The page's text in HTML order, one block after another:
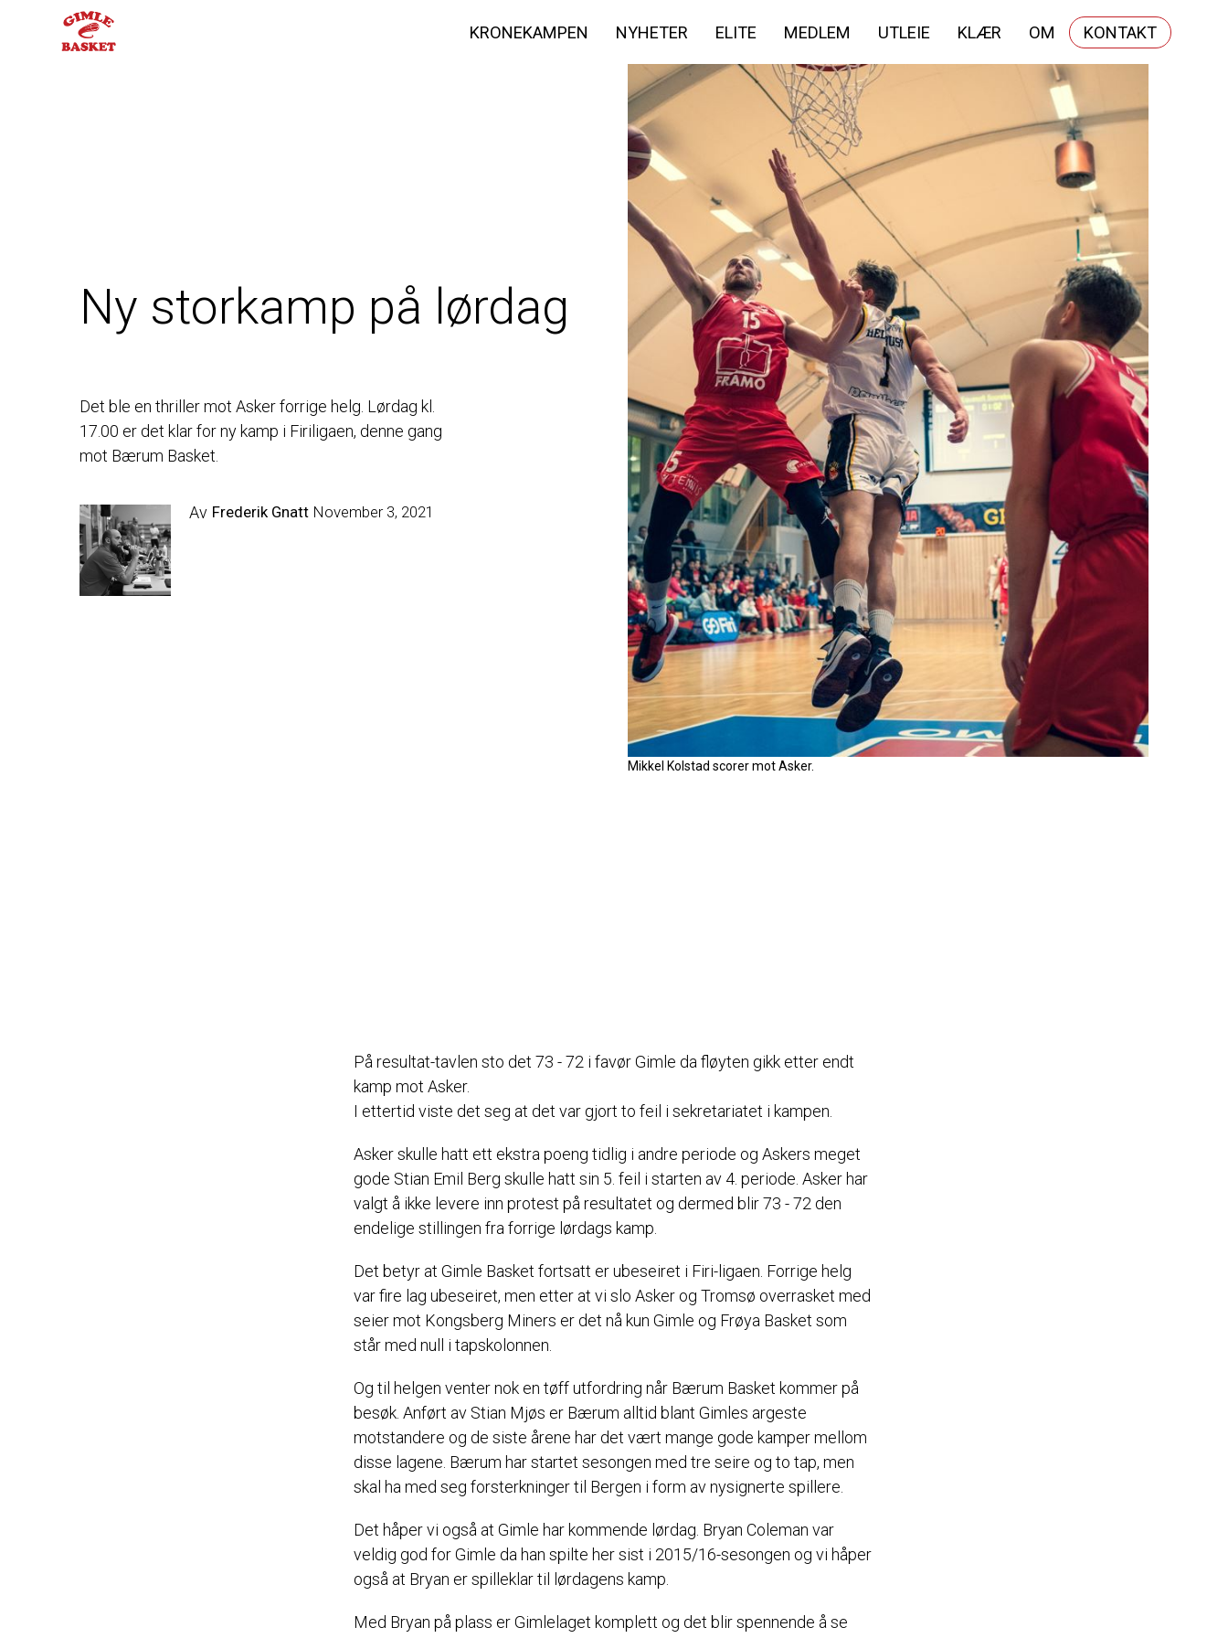
KRONEKAMPEN NYHETER ELITE MEDLEM UTLEIE KLÆR OM KONTAKT
Ny storkamp på lørdag
Det ble en thriller mot Asker forrige helg. Lørdag kl.
17.00 er det klar for ny kamp i Firiligaen, denne gang
mot Bærum Basket.
Av Frederik Gnatt November 3, 2021
Mikkel Kolstad scorer mot Asker.
På resultat-tavlen sto det 73 - 72 i favør Gimle da fløyten gikk etter endt
kamp mot Asker.
I ettertid viste det seg at det var gjort to feil i sekretariatet i kampen.
Asker skulle hatt ett ekstra poeng tidlig i andre periode og Askers meget
gode Stian Emil Berg skulle hatt sin 5. feil i starten av 4. periode. Asker har
valgt å ikke levere inn protest på resultatet og dermed blir 73 - 72 den
endelige stillingen fra forrige lørdags kamp.
Det betyr at Gimle Basket fortsatt er ubeseiret i Firi-ligaen. Forrige helg
var fire lag ubeseiret, men etter at vi slo Asker og Tromsø overrasket med
seier mot Kongsberg Miners er det nå kun Gimle og Frøya Basket som
står med null i tapskolonnen.
Og til helgen venter nok en tøff utfordring når Bærum Basket kommer på
besøk. Anført av Stian Mjøs er Bærum alltid blant Gimles argeste
motstandere og de siste årene har det vært mange gode kamper mellom
disse lagene. Bærum har startet sesongen med tre seire og to tap, men
skal ha med seg forsterkninger til Bergen i form av nysignerte spillere.
Det håper vi også at Gimle har kommende lørdag. Bryan Coleman var
veldig god for Gimle da han spilte her sist i 2015/16-sesongen og vi håper
også at Bryan er spilleklar til lørdagens kamp.
Med Bryan på plass er Gimlelaget komplett og det blir spennende å se